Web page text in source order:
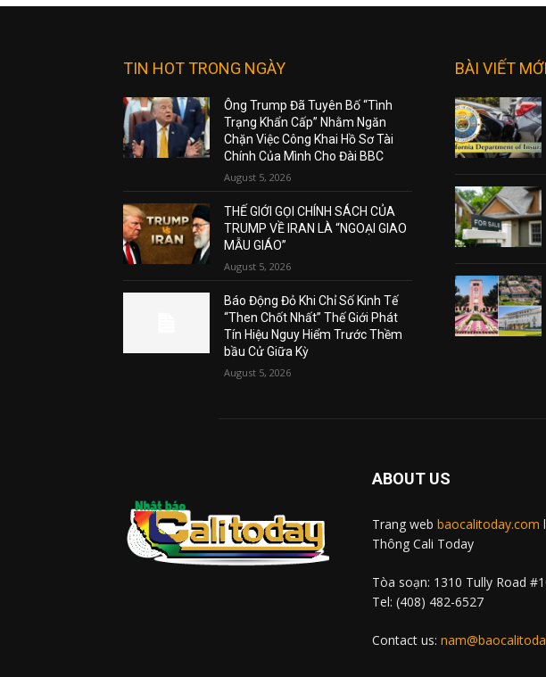
TIN HOT TRONG NGÀY
Ông Trump Đã Tuyên Bố “Tình
Trạng Khẩn Cấp” Nhằm Ngăn
Chặn Việc Công Khai Hồ Sơ Tài
Chính Của Mình Cho Đài BBC
August 5, 2026
THẾ GIỚI GỌI CHÍNH SÁCH CỦA
TRUMP VỀ IRAN LÀ “NGOẠI GIAO
MẪU GIÁO”
August 5, 2026
Báo Động Đỏ Khi Chỉ Số Kinh Tế
“Then Chốt Nhất” Thế Giới Phát
Tín Hiệu Nguy Hiểm Trước Thềm
bầu Cử Giữa Kỳ
August 5, 2026
BÀI VIẾT
ABOUT US
Trang web baocalitoday.com
Thông Cali Today
Tòa soạn: 1310 Tully Road
Tel: (408) 482-6527
Contact us: